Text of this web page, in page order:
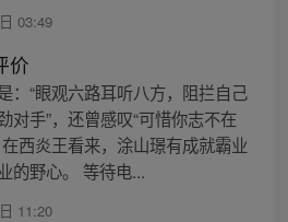
03:49
价
：“眼观六路耳听八方，阻拦自己
对手”，还曾感叹“可惜你志不在
西炎王看来，涂山璟有成就霸业
的野心。 等待电...
11:20